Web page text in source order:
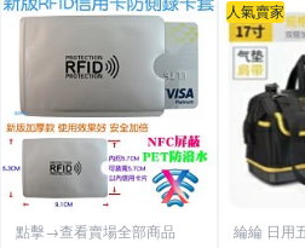
點擊→查看賣場全部商品
人氣賣家
綸綸 日用